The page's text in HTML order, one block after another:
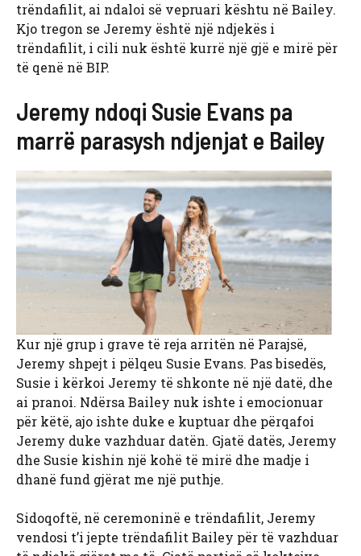
trëndafilit, ai ndaloi së vepruari kështu në Bailey.
Kjo tregon se Jeremy është një ndjekës i
trëndafilit, i cili nuk është kurrë një gjë e mirë për
të qenë në BIP.
Jeremy ndoqi Susie Evans pa
marrë parasysh ndjenjat e Bailey
Kur një grup i grave të reja arritën në Parajsë,
Jeremy shpejt i pëlqeu Susie Evans. Pas bisedës,
Susie i kërkoi Jeremy të shkonte në një datë, dhe
ai pranoi. Ndërsa Bailey nuk ishte i emocionuar
për këtë, ajo ishte duke e kuptuar dhe përqafoi
Jeremy duke vazhduar datën. Gjatë datës, Jeremy
dhe Susie kishin një kohë të mirë dhe madje i
dhanë fund gjërat me një puthje.
Sidoqoftë, në ceremoninë e trëndafilit, Jeremy
vendosi t’i jepte trëndafilit Bailey për të vazhduar